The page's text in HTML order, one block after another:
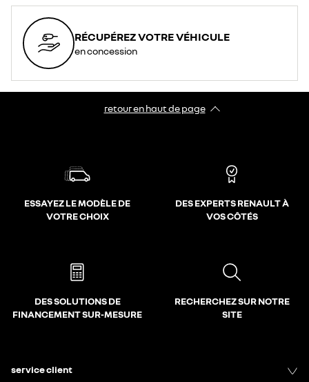
RÉCUPÉREZ VOTRE VÉHICULE
en concession
retour en haut de page​
ESSAYEZ LE MODÈLE DE
VOTRE CHOIX
DES EXPERTS RENAULT À
VOS CÔTÉS
DES SOLUTIONS DE
FINANCEMENT SUR-MESURE
RECHERCHEZ SUR NOTRE
SITE
service client